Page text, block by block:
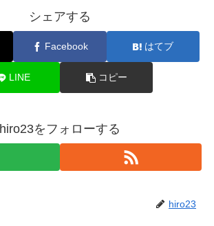
シェアする
Facebook はてブ
LINE コピー
hiro23をフォローする
hiro23